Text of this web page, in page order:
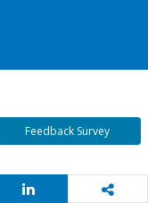
Feedback Survey